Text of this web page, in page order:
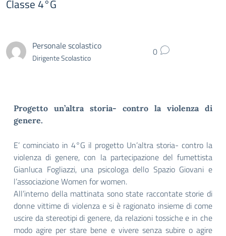
Classe 4°G
Personale scolastico
Dirigente Scolastico 0
Progetto un’altra storia- contro la violenza di
genere.
E’ cominciato in 4°G il progetto Un’altra storia- contro la
violenza di genere, con la partecipazione del fumettista
Gianluca Fogliazzi, una psicologa dello Spazio Giovani e
l’associazione Women for women.
All’interno della mattinata sono state raccontate storie di
donne vittime di violenza e si è ragionato insieme di come
uscire da stereotipi di genere, da relazioni tossiche e in che
modo agire per stare bene e vivere senza subire o agire